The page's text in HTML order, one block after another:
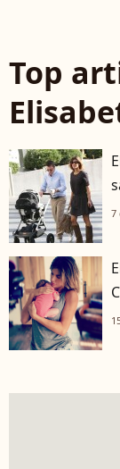
Top
7